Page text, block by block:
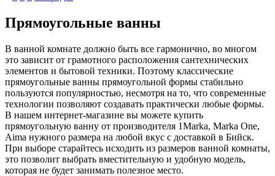
Прямоугольные ванны
В ванной комнате должно быть все гармонично, во многом
это зависит от грамотного расположения сантехнических
элементов и бытовой техники. Поэтому классические
прямоугольные ванны прямоугольной формы стабильно
пользуются популярностью, несмотря на то, что современные
технологии позволяют создавать практически любые формы.
В нашем интернет-магазине вы можете купить
прямоугольную ванну от производителя 1Marka, Marka One,
Aima нужного размера на любой вкус с доставкой в Бийск.
При выборе старайтесь исходить из размеров ванной комнаты,
это позволит выбрать вместительную и удобную модель,
которая не будет занимать полезное место.